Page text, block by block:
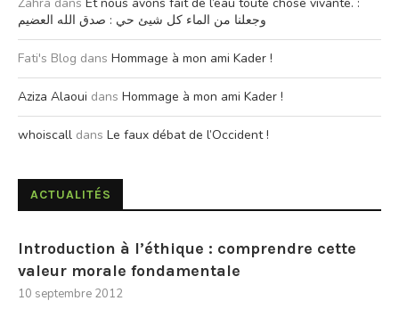
وجعلنا من الماء كل شيئ حي : صدق الله العضيم
Fati's Blog dans Hommage à mon ami Kader !
Aziza Alaoui dans Hommage à mon ami Kader !
whoiscall dans Le faux débat de l’Occident !
ACTUALITÉS
Introduction à l’éthique : comprendre cette
valeur morale fondamentale
10 septembre 2012